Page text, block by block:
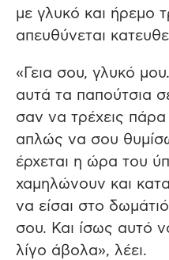
με γλυκό και ήρεμο
απευθύνεται
«Γεια σου, γλυκό
αυτά τα παπούτσια
σαν να τρέχεις
απλώς να σου
έρχεται η ώρα του
χαμηλώνουν και
να είσαι στο
σου. Και ίσως αυτό
λίγο άβολα», λέει.